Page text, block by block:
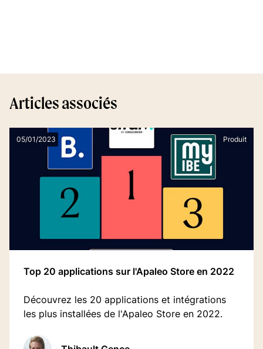
Articles associés
05/01/2023 Produit
Top 20 applications sur l'Apaleo Store en 2022
Découvrez les 20 applications et intégrations
les plus installées de l'Apaleo Store en 2022.